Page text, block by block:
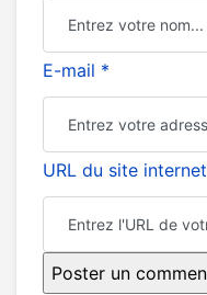
E-mail *
URL du site internet